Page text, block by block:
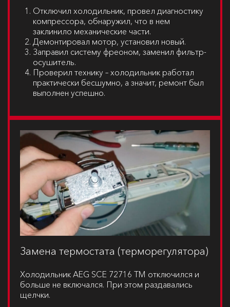
Отключил холодильник, провел диагностику
компрессора, обнаружил, что в нем
заклинило механические части.
Демонтировал мотор, установил новый.
Заправил систему фреоном, заменил фильтр-
осушитель.
Проверил технику – холодильник работал
практически бесшумно, а значит, ремонт был
выполнен успешно.
Замена термостата (терморегулятора)
Холодильник AEG SCE 72716 TM отключился и
больше не включался. При этом раздавались
щелчки.